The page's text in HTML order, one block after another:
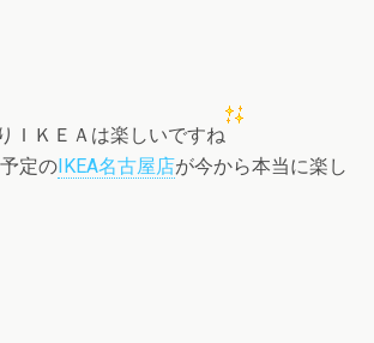
ＩＫＥＡは楽しいですね
定のIKEA名古屋店が今から本当に楽し